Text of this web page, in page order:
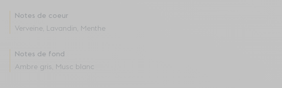
Notes de coeur
Verveine, Lavandin, Menthe
Notes de fond
Ambre gris, Musc blanc